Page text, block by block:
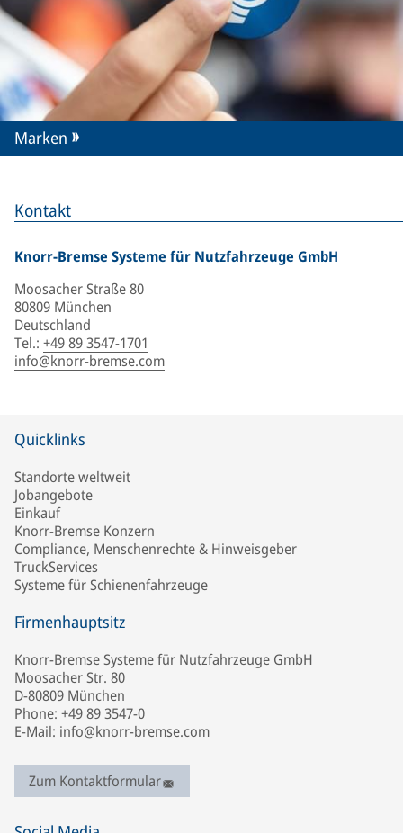
Kontakt
Knorr-Bremse Systeme für Nutzfahrzeuge GmbH
Moosacher Straße 80
80809 München
Deutschland
Tel.: +49 89 3547-1701
info@knorr-bremse.com
Marken
Quicklinks
Standorte weltweit
Jobangebote
Einkauf
Knorr-Bremse Konzern
Compliance, Menschenrechte & Hinweisgeber
TruckServices
Systeme für Schienenfahrzeuge
Firmenhauptsitz
Knorr-Bremse Systeme für Nutzfahrzeuge GmbH
Moosacher Str. 80
D-80809 München
Phone: +49 89 3547-0
E-Mail: info@knorr-bremse.com
Zum Kontaktformular